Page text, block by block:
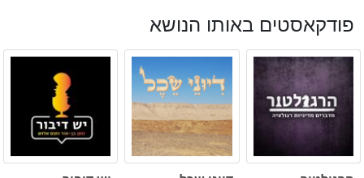
פודקאסטים באותו הנושא